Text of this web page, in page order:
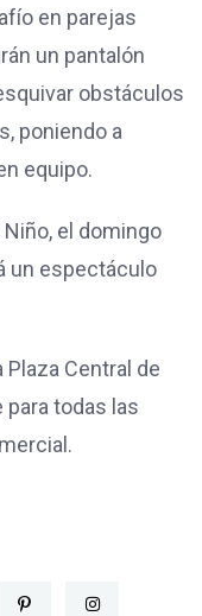
en parejas
un pantalón
obstáculos
poniendo a
equipo.
el domingo
un espectáculo
Central de
para todas las